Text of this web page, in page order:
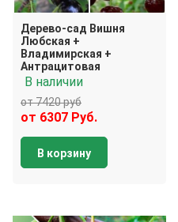
Дерево-сад Вишня
Любская +
Владимирская +
Антрацитовая
В наличии
от 7420 руб
от 6307 Руб.
В корзину